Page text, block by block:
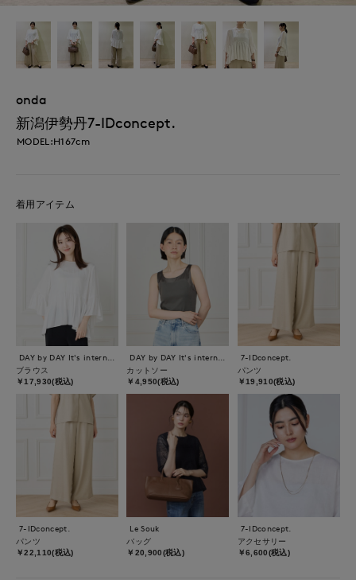
onda
新潟伊勢丹7-IDconcept.
MODEL:H167cm
着用アイテム
ブラウス
￥17,930(税込)
カットソー
￥4,950(税込)
7-IDconcept.
パンツ
￥19,910(税込)
7-IDconcept.
パンツ
￥22,110(税込)
Le Souk
バッグ
￥20,900(税込)
7-IDconcept.
アクセサリー
￥6,600(税込)